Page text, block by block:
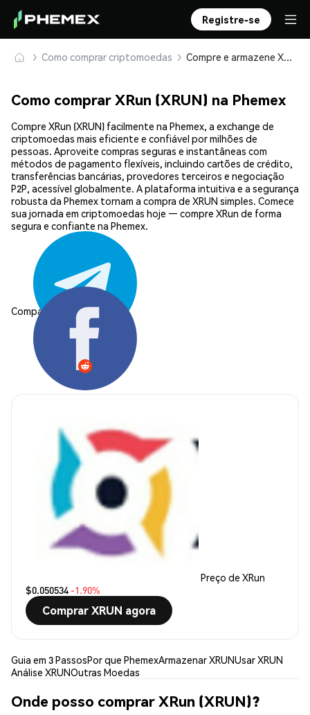
Registre-se
Como comprar criptomoedas Compre e armazene XRun (XRUN) com segurança
Como comprar XRun (XRUN) na Phemex
Compre XRun (XRUN) facilmente na Phemex, a exchange de
criptomoedas mais eficiente e confiável por milhões de
pessoas. Aproveite compras seguras e instantâneas com
métodos de pagamento flexíveis, incluindo cartões de crédito,
transferências bancárias, provedores terceiros e negociação
P2P, acessível globalmente. A plataforma intuitiva e a segurança
robusta da Phemex tornam a compra de XRUN simples. Comece
sua jornada em criptomoedas hoje — compre XRun de forma
segura e confiante na Phemex.
Compartilhar:
Preço de XRun
$0.050534 -1.90%
Comprar XRUN agora
Guia em 3 PassosPor que PhemexArmazenar XRUNUsar XRUN
Análise XRUNOutras Moedas
Onde posso comprar XRun (XRUN)?